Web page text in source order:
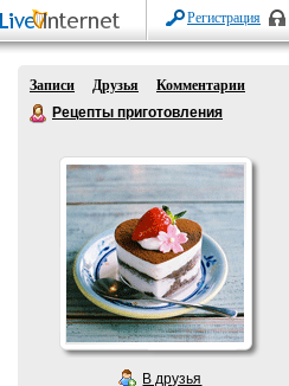
Регистрация
Записи Друзья
Комментарии
Рецепты приготовления
В друзья